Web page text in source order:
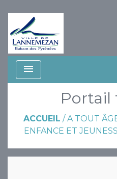
menu
Portail
ACCUEIL /A TOUT
ENFANCE ET